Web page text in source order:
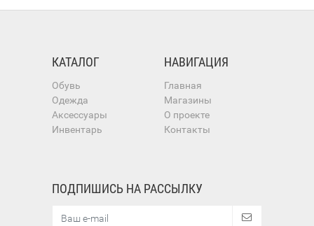
КАТАЛОГ
Обувь
Одежда
Аксессуары
Инвентарь
НАВИГАЦИЯ
Главная
Магазины
О проекте
Контакты
ПОДПИШИСЬ НА РАССЫЛКУ